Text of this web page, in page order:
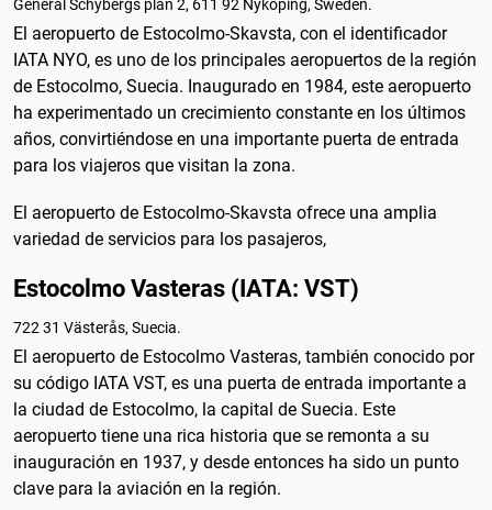
General Schybergs plan 2, 611 92 Nyköping, Sweden.
El aeropuerto de Estocolmo-Skavsta, con el identificador
IATA NYO, es uno de los principales aeropuertos de la región
de Estocolmo, Suecia. Inaugurado en 1984, este aeropuerto
ha experimentado un crecimiento constante en los últimos
años, convirtiéndose en una importante puerta de entrada
para los viajeros que visitan la zona.
El aeropuerto de Estocolmo-Skavsta ofrece una amplia
variedad de servicios para los pasajeros,
Estocolmo Vasteras (IATA: VST)
722 31 Västerås, Suecia.
El aeropuerto de Estocolmo Vasteras, también conocido por
su código IATA VST, es una puerta de entrada importante a
la ciudad de Estocolmo, la capital de Suecia. Este
aeropuerto tiene una rica historia que se remonta a su
inauguración en 1937, y desde entonces ha sido un punto
clave para la aviación en la región.